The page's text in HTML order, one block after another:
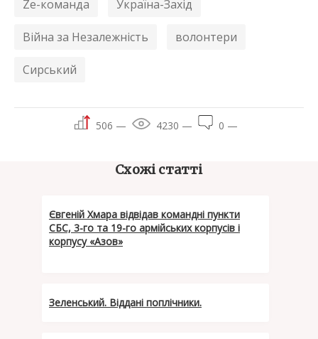
Ze-команда Україна-Захід
Війна за Незалежність волонтери
Сирський
506 — 4230 — 0 —
Схожі статті
Євгеній Хмара відвідав командні пункти
СБС, 3-го та 19-го армійських корпусів і
корпусу «Азов»
Зеленський. Віддані поплічники.